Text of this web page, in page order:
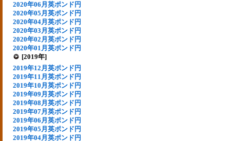
2020年06月英ポンド円
2020年05月英ポンド円
2020年04月英ポンド円
2020年03月英ポンド円
2020年02月英ポンド円
2020年01月英ポンド円
[2019年]
2019年12月英ポンド円
2019年11月英ポンド円
2019年10月英ポンド円
2019年09月英ポンド円
2019年08月英ポンド円
2019年07月英ポンド円
2019年06月英ポンド円
2019年05月英ポンド円
2019年04月英ポンド円